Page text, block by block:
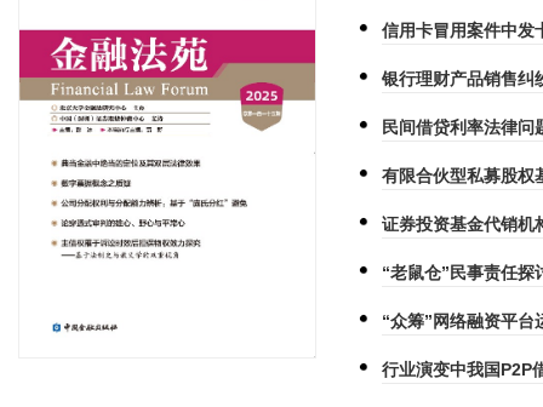
信用卡冒用案件中发
银行理财产品销售
民间借贷利率法律
有限合伙型私募股
证券投资基金代销机
“老鼠仓”民事责任探
“众筹”网络融资平
行业演变中我国P2P